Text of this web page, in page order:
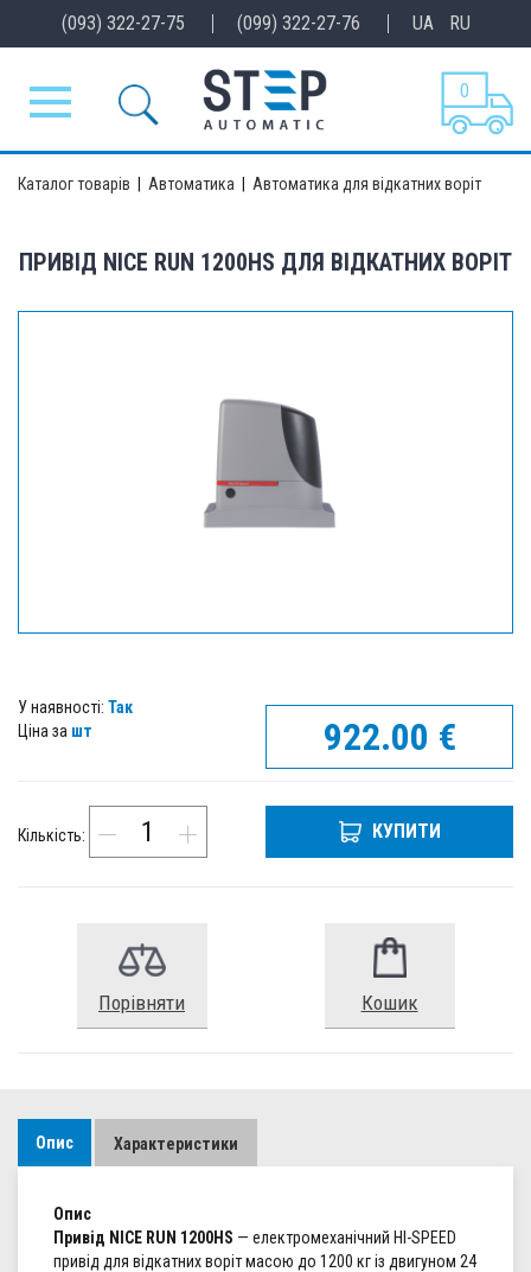
(093) 322-27-75 (099) 322-27-76 UA RU
0
Каталог товарів Автоматика Автоматика для відкатних воріт
ПРИВІД NICE RUN 1200HS ДЛЯ ВІДКАТНИХ ВОРІТ
У наявності: Так
Ціна за шт 922.00 €
Кількість: КУПИТИ
Порівняти Кошик
Опис Характеристики
Опис
Привід NICE RUN 1200HS — електромеханічний HI-SPEED
привід для відкатних воріт масою до 1200 кг із двигуном 24